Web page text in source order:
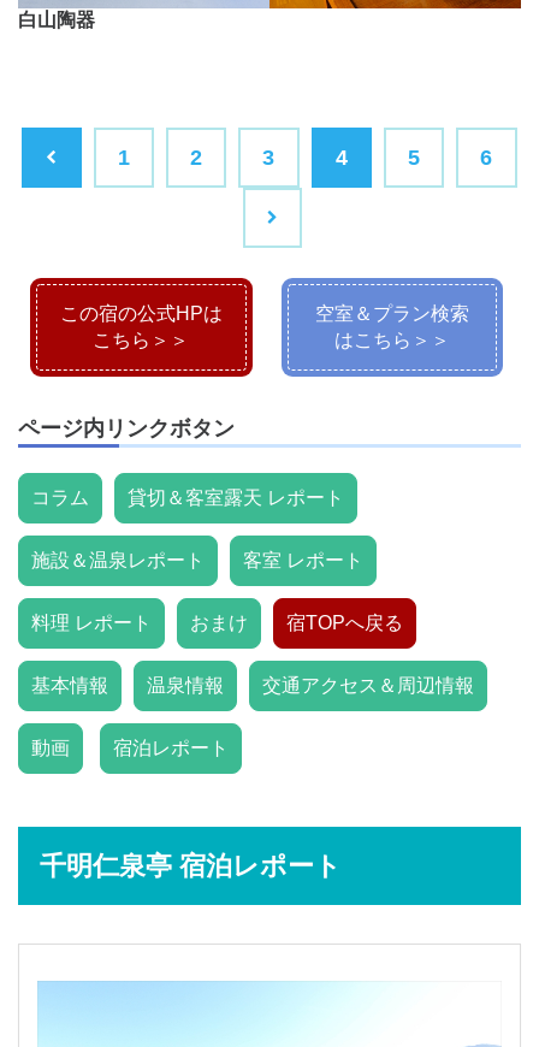
白山陶器
1 2 3 4 5 6
この宿の公式HPは
こちら＞＞
空室＆プラン検索
はこちら＞＞
ページ内リンクボタン
コラム 貸切＆客室露天 レポート
施設＆温泉レポート 客室 レポート
料理 レポート おまけ 宿TOPへ戻る
基本情報 温泉情報 交通アクセス＆周辺情報
動画 宿泊レポート
千明仁泉亭 宿泊レポート